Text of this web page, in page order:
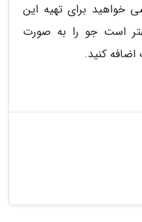
خواهید برای تهیه این
است جو را به صورت
کنید.